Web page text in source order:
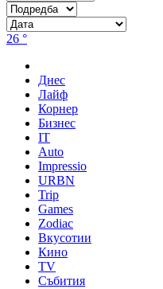
26 °
Днес
Лайф
Корнер
Бизнес
IT
Auto
Impressio
URBN
Trip
Games
Zodiac
Вкусотии
Кино
TV
Събития